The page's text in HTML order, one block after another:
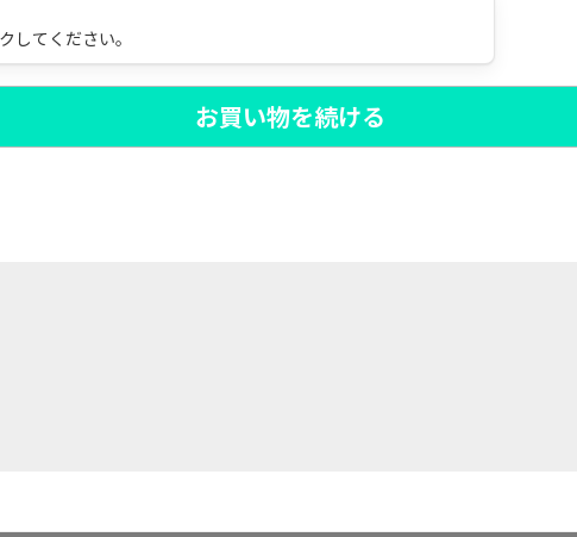
してください。
お買い物を続ける